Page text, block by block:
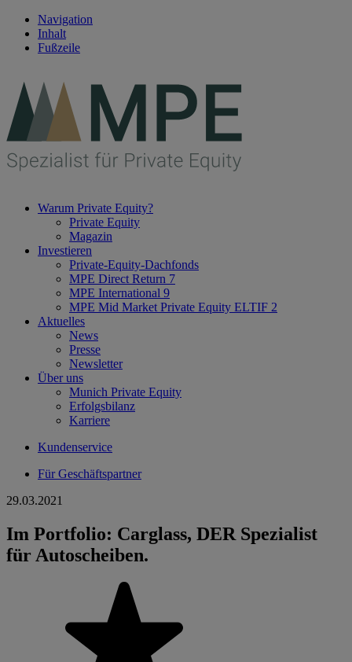
Navigation
Inhalt
Fußzeile
Warum Private Equity?
Private Equity
Magazin
Investieren
Private-Equity-Dachfonds
MPE Direct Return 7
MPE International 9
MPE Mid Market Private Equity ELTIF 2
Aktuelles
News
Presse
Newsletter
Über uns
Munich Private Equity
Erfolgsbilanz
Karriere
Kundenservice
Für Geschäftspartner
29.03.2021
Im Portfolio: Carglass, DER Spezialist
für Autoscheiben.